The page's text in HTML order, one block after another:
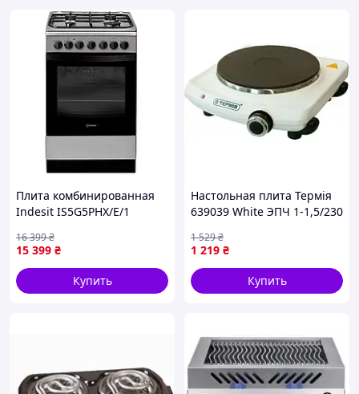
Плита комбинированная
Indesit IS5G5PHX/E/1
15 399 ₴
16 399₴
Купить
Настольная плита Термія
639039 White ЭПЧ 1-1,5/230
1 219 ₴
1 529₴
Купить